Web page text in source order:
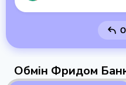
Обмін Фридом